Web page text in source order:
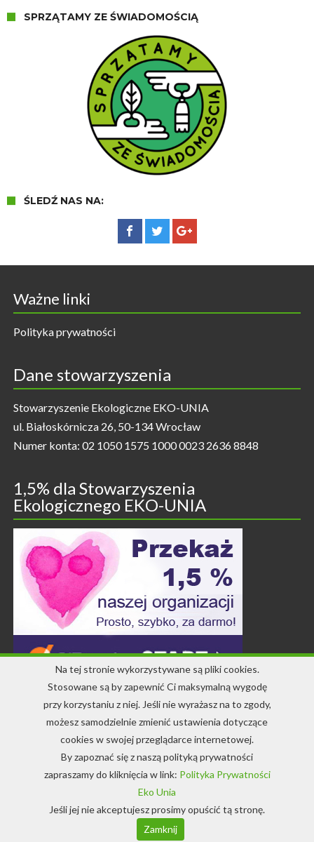
SPRZĄTAMY ZE ŚWIADOMOŚCIĄ
ŚLEDŹ NAS NA:
Ważne linki
Polityka prywatności
Dane stowarzyszenia
Stowarzyszenie Ekologiczne EKO-UNIA
ul. Białoskórnicza 26, 50-134 Wrocław
Numer konta: 02 1050 1575 1000 0023 2636 8848
1,5% dla Stowarzyszenia
Ekologicznego EKO-UNIA
Kontakt
info-ekounia@eko.org.pl
© Copyright 1994-2022 EkoUnia
Wykonanie:
POSITIVA
Na tej stronie wykorzystywane są pliki cookies.
Stosowane są by zapewnić Ci maksymalną wygodę
przy korzystaniu z niej. Jeśli nie wyrażasz na to zgody,
możesz samodzielnie zmienić ustawienia dotyczące
cookies w swojej przeglądarce internetowej.
By zapoznać się z naszą polityką prywatności
zapraszamy do kliknięcia w link: Polityka Prywatności
Eko Unia
Jeśli jej nie akceptujesz prosimy opuścić tą stronę.
Zamknij